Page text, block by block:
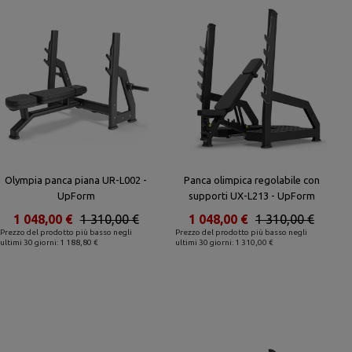
Olympia panca piana UR-L002 -
UpForm
Prezzo del prodotto più basso negli
ultimi 30 giorni: 1 188,80 €
1 310,00 €
1 048,00 €
Panca olimpica regolabile con
supporti UX-L213 - UpForm
Prezzo del prodotto più basso negli
ultimi 30 giorni: 1 310,00 €
1 310,00 €
1 048,00 €